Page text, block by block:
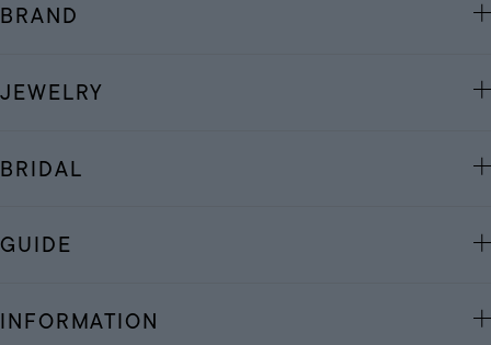
BRAND
JEWELRY
BRIDAL
GUIDE
INFORMATION